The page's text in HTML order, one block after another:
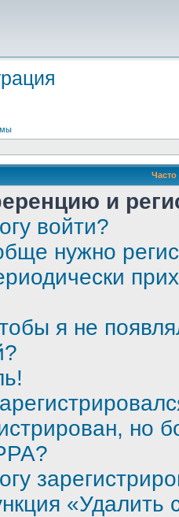
и
войти?
нужно
я не
но
«Удалить